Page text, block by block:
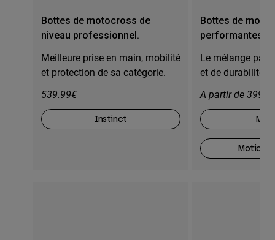
Bottes de motocross de
niveau professionnel.
Meilleure prise en main, mobilité
et protection de sa catégorie.
539.99€
Instinct
Bottes de
performantes.
Le mélange
et de durabilité
A partir de
Motion